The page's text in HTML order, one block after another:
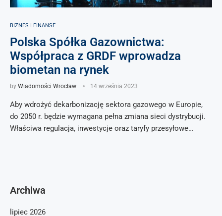
BIZNES I FINANSE
Polska Spółka Gazownictwa:
Współpraca z GRDF wprowadza
biometan na rynek
by Wiadomości Wrocław 14 września 2023
Aby wdrożyć dekarbonizację sektora gazowego w Europie,
do 2050 r. będzie wymagana pełna zmiana sieci dystrybucji.
Właściwa regulacja, inwestycje oraz taryfy przesyłowe…
Archiwa
lipiec 2026